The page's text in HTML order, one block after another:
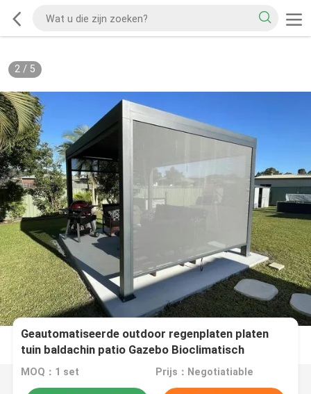
2/ 5
Geautomatiseerde outdoor regenplaten platen
tuin baldachin patio Gazebo Bioclimatisch
MOQ：1 set Prijs：Negotiatiable